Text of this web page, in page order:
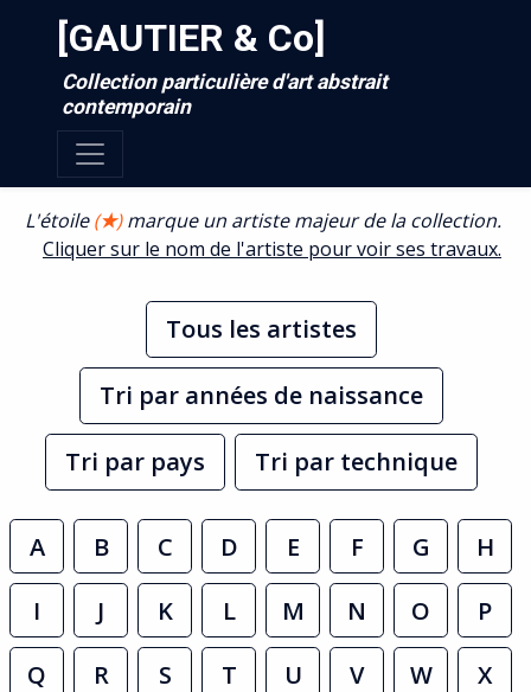
[GAUTIER & Co]
Collection particulière d'art abstrait
contemporain
L'étoile(★)marque un artiste majeur de la collection.
Cliquer sur le nom de l'artiste pour voir ses travaux.
Tous les artistes
Tri par années de naissance
Tri par pays Tri par technique
A B C D E F G
H
I
J K L M N O
P
Q
R S T U V W
X